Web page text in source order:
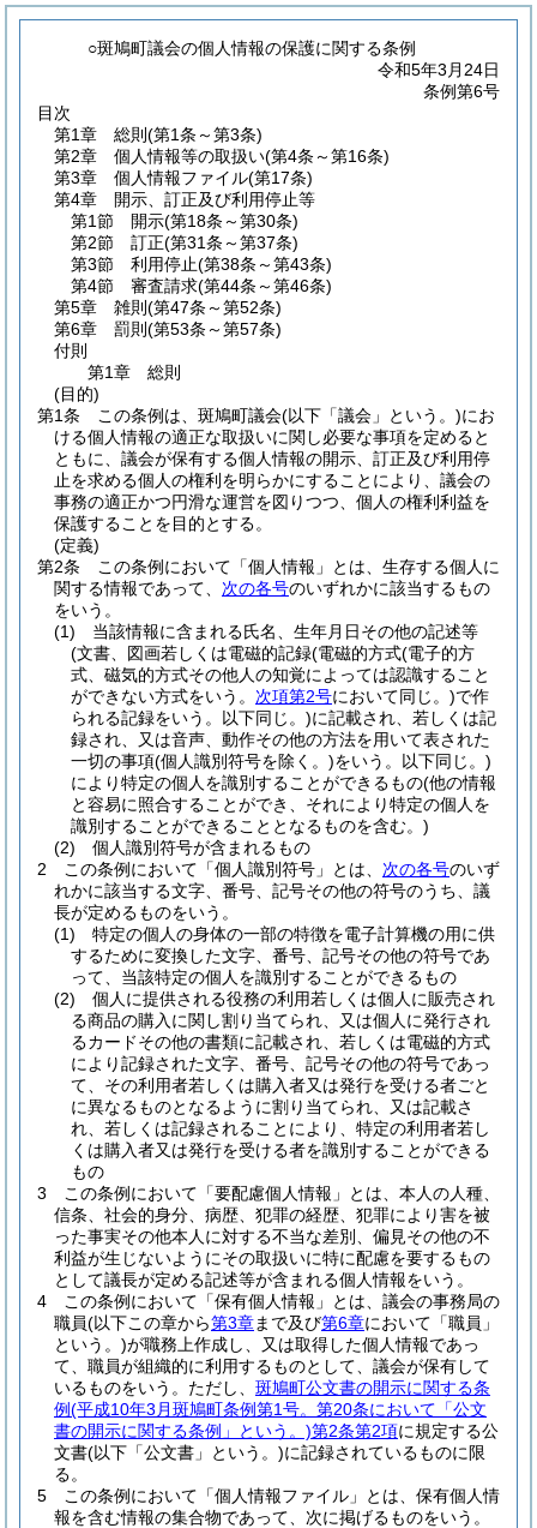
○斑鳩町議会の個人情報の保護に関する条例
令和5年3月24日
条例第6号
目次
第1章
総則 (第1条～第3条)
第2章
個人情報等の取扱い(第4条～第16条)
第3章
個人情報ファイル(第17条)
第4章
開示、訂正及び利用停止等
第1節
開示(第18条～第30条)
第2節
訂正(第31条～第37条)
第3節
利用停止(第38条～第43条)
第4節
審査請求(第44条～第46条)
第5章
雑則 (第47条～第52条)
第6章
罰則 (第53条～第57条)
付則
第1章
総則
(目的)
第1条
この条例は、斑鳩町議会(以下「議会」という。)にお
ける個人情報の適正な取扱いに関し必要な事項を定めると
ともに、議会が保有する個人情報の開示、訂正及び利用停
止を求める個人の権利を明らかにすることにより、議会の
事務の適正かつ円滑な運営を図りつつ、個人の権利利益を
保護することを目的とする。
(定義)
第2条
この条例において「個人情報」とは、生存する個人に
関する情報であって、 次の各号のいずれかに該当するもの
をいう。
(1)
当該情報に含まれる氏名、生年月日その他の記述等
(文書、図画若しくは電磁的記録(電磁的方式(電子的方
式、磁気的方式その他人の知覚によっては認識すること
ができない方式をいう。 次項第2号において同じ。)で作
られる記録をいう。以下同じ。)に記載され、若しくは記
録され、又は音声、動作その他の方法を用いて表された
一切の事項(個人識別符号を除く。)をいう。以下同じ。)
により特定の個人を識別することができるもの(他の情報
と容易に照合することができ、それにより特定の個人を
識別することができることとなるものを含む。)
(2)
個人識別符号が含まれるもの
2
この条例において「個人識別符号」とは、 次の各号のいず
れかに該当する文字、番号、記号その他の符号のうち、議
長が定めるものをいう。
(1)
特定の個人の身体の一部の特徴を電子計算機の用に供
するために変換した文字、番号、記号その他の符号であ
って、当該特定の個人を識別することができるもの
(2)
個人に提供される役務の利用若しくは個人に販売され
る商品の購入に関し割り当てられ、又は個人に発行され
るカードその他の書類に記載され、若しくは電磁的方式
により記録された文字、番号、記号その他の符号であっ
て、その利用者若しくは購入者又は発行を受ける者ごと
に異なるものとなるように割り当てられ、又は記載さ
れ、若しくは記録されることにより、特定の利用者若し
くは購入者又は発行を受ける者を識別することができる
もの
3
この条例において「要配慮個人情報」とは、本人の人種、
信条、社会的身分、病歴、犯罪の経歴、犯罪により害を被
った事実その他本人に対する不当な差別、偏見その他の不
利益が生じないようにその取扱いに特に配慮を要するもの
として議長が定める記述等が含まれる個人情報をいう。
4
この条例において「保有個人情報」とは、議会の事務局の
職員(以下この章から第3章まで及び第6章において「職員」
という。)が職務上作成し、又は取得した個人情報であっ
て、職員が組織的に利用するものとして、議会が保有して
いるものをいう。 ただし、 斑鳩町公文書の開示に関する条
例(平成10年3月斑鳩町条例第1号。第20条において「公文
書の開示に関する条例」という。)第2条第2項に規定する公
文書(以下「公文書」という。)に記録されているものに限
る。
5
この条例において「個人情報ファイル」とは、保有個人情
報を含む情報の集合物であって、次に掲げるものをいう。